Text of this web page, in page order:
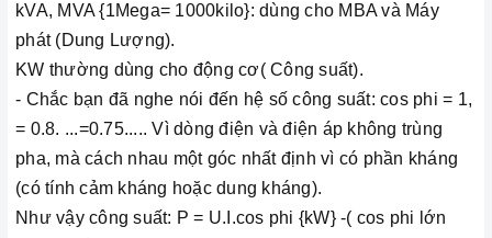
kVA, MVA {1Mega= 1000kilo}: dùng cho MBA và Máy
phát (Dung Lượng).
KW thường dùng cho động cơ( Công suất).
- Chắc bạn đã nghe nói đến hệ số công suất: cos phi = 1,
= 0.8. ...=0.75..... Vì dòng điện và điện áp không trùng
pha, mà cách nhau một góc nhất định vì có phần kháng
(có tính cảm kháng hoặc dung kháng).
Như vậy công suất: P = U.I.cos phi {kW} -( cos phi lớn